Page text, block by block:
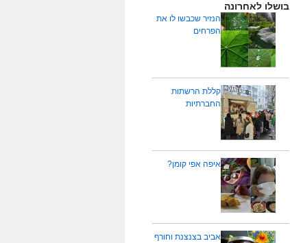
בושלו לאחרונה
הנזיר שכבשו לו את
הפרחים
קללת הרשתות
החברתיות
איפה אפי קומן?
אביב בצנצנת וחורף